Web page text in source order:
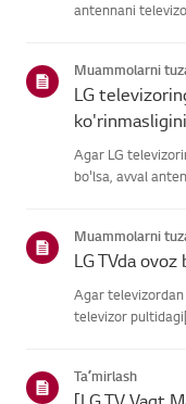
antennani
joyga o'rn...
Muammolarni
LG
Agar LG
bo'lsa, avval
Muammolarni
LG TVda
Agar
televizor
mumkin.Muammo
Taʼmirlash